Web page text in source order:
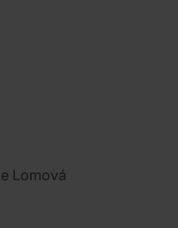
Lomová